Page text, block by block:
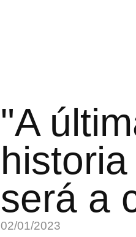
"A
será a
02/01/2023